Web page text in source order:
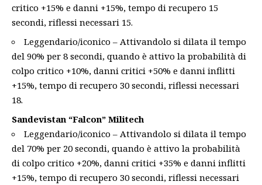
critico +15% e danni +15%, tempo di recupero 15
secondi, riflessi necessari 15.
Leggendario/iconico – Attivandolo si dilata il tempo
del 90% per 8 secondi, quando è attivo la probabilità di
colpo critico +10%, danni critici +50% e danni inflitti
+15%, tempo di recupero 30 secondi, riflessi necessari
18.
Sandevistan “Falcon” Militech
Leggendario/iconico – Attivandolo si dilata il tempo
del 70% per 20 secondi, quando è attivo la probabilità
di colpo critico +20%, danni critici +35% e danni inflitti
+15%, tempo di recupero 30 secondi, riflessi necessari